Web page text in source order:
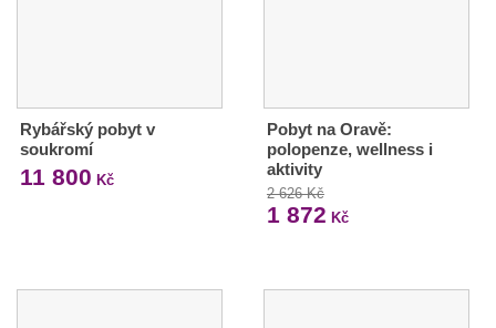
Rybářský pobyt v
soukromí
11 800 Kč
Pobyt na Oravě:
polopenze, wellness i
aktivity
2 626 Kč
1 872 Kč